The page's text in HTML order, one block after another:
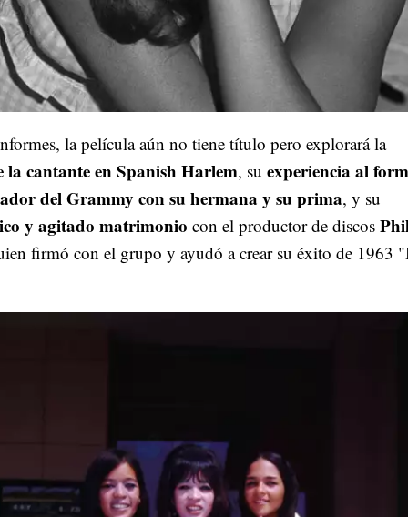
la película aún no tiene título pero explorará la
la cantante en Spanish Harlem, su experiencia al
del Grammy con su hermana y su prima, y ​​su
y agitado matrimonio con el productor de discos
firmó con el grupo y ayudó a crear su éxito de 1963